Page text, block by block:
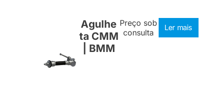
Agulhe
ta CMM
| BMM
Preço sob
consulta
Ler mais